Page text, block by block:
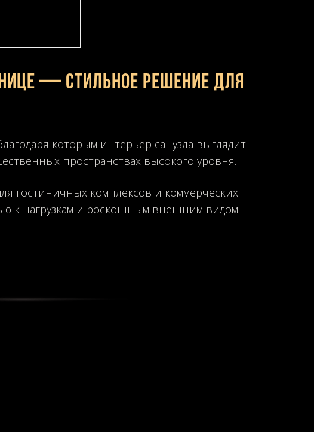
— стильное решение для
которым интерьер санузла выглядит
пространствах высокого уровня.
гостиничных комплексов и коммерческих
к нагрузкам и роскошным внешним видом.